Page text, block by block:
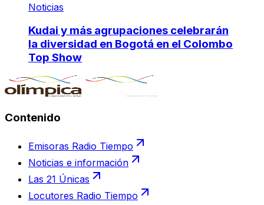
Noticias
Kudai y más agrupaciones celebrarán
la diversidad en Bogotá en el Colombo
Top Show
Contenido
Emisoras Radio Tiempo
Noticias e información
Las 21 Únicas
Locutores Radio Tiempo